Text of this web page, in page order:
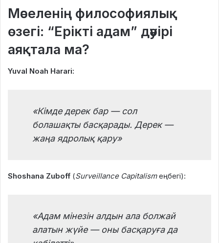
Мәселенің философиялық
өзегі: “Ерікті адам” дәуірі
аяқтала ма?
Yuval Noah Harari:
«Кімде дерек бар — сол
болашақты басқарады. Дерек —
жаңа ядролық қару»
Shoshana Zuboff (Surveillance Capitalismеңбегі):
«Адам мінезін алдын ала болжай
алатын жүйе — оны басқаруға да